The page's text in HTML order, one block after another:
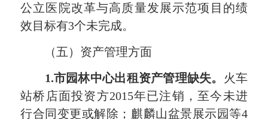
公立医院改革与高质量发展示范项目的绩
效目标有3个未完成。
（五）资产管理方面
1.市园林中心出租资产管理缺失。
火车
站桥店面投资方2015年已注销，至今未进
行合同变更或解除；麒麟山盆景展示园等4